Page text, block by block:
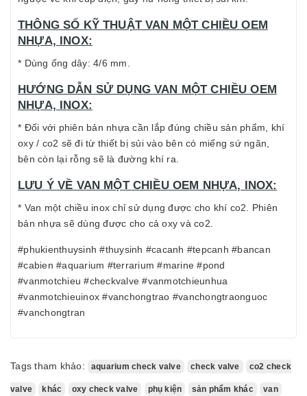
THÔNG SỐ KỸ THUẬT VAN MỘT CHIỀU OEM
NHỰA, INOX:
* Dùng ống dây: 4/6 mm.
HƯỚNG DẪN SỬ DỤNG VAN MỘT CHIỀU OEM
NHỰA, INOX:
* Đối với phiên bản nhựa cần lắp đúng chiều sản phẩm, khí
oxy / co2 sẽ đi từ thiết bị sủi vào bên có miếng sứ ngăn,
bên còn lại rỗng sẽ là đường khí ra.
LƯU Ý VỀ VAN MỘT CHIỀU OEM NHỰA, INOX:
* Van một chiều inox chỉ sử dụng được cho khí co2. Phiên
bản nhựa sẽ dùng được cho cả oxy và co2.
#phukienthuysinh #thuysinh #cacanh #tepcanh #bancan
#cabien #aquarium #terrarium #marine #pond
#vanmotchieu #checkvalve #vanmotchieunhua
#vanmotchieuinox #vanchongtrao #vanchongtraonguoc
#vanchongtran
Tags tham khảo: aquarium check valve check valve co2 check
valve khác oxy check valve phụ kiện sản phẩm khác van